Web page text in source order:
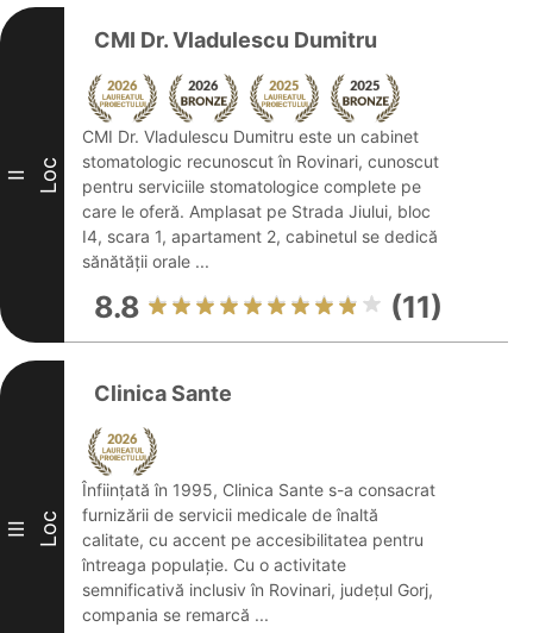
II Loc
CMI Dr. Vladulescu Dumitru
CMI Dr. Vladulescu Dumitru este un cabinet
stomatologic recunoscut în Rovinari, cunoscut
pentru serviciile stomatologice complete pe
care le oferă. Amplasat pe Strada Jiului, bloc
I4, scara 1, apartament 2, cabinetul se dedică
sănătății orale ...
8.8 (11)
III Loc
Clinica Sante
Înființată în 1995, Clinica Sante s-a consacrat
furnizării de servicii medicale de înaltă
calitate, cu accent pe accesibilitatea pentru
întreaga populație. Cu o activitate
semnificativă inclusiv în Rovinari, județul Gorj,
compania se remarcă ...